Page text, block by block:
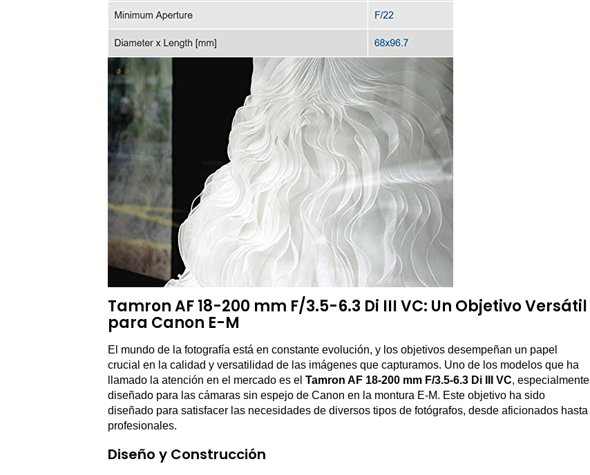
Tamron AF 18-200 mm F/3.5-6.3 Di III VC: Un Objetivo Versátil
para Canon E-M
El mundo de la fotografía está en constante evolución, y los objetivos desempeñan un papel
crucial en la calidad y versatilidad de las imágenes que capturamos. Uno de los modelos que ha
llamado la atención en el mercado es el Tamron AF 18-200 mm F/3.5-6.3 Di III VC, especialmente
diseñado para las cámaras sin espejo de Canon en la montura E-M. Este objetivo ha sido
diseñado para satisfacer las necesidades de diversos tipos de fotógrafos, desde aficionados hasta
profesionales.
Diseño y Construcción